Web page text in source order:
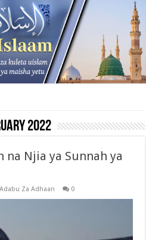
2022
na Njia ya Sunnah ya
Za Adhaan 0